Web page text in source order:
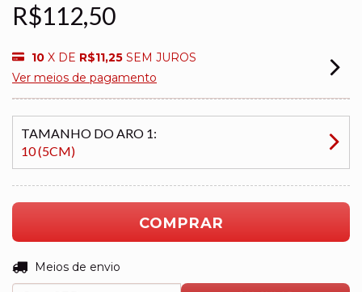
R$112,50
10 X DE R$11,25 SEM JUROS
Ver meios de pagamento
TAMANHO DO ARO 1:
10 (5CM)
Entregas para o CEP:
Meios de envio